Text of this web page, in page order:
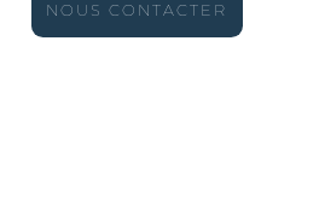
NOUS CONTACTER